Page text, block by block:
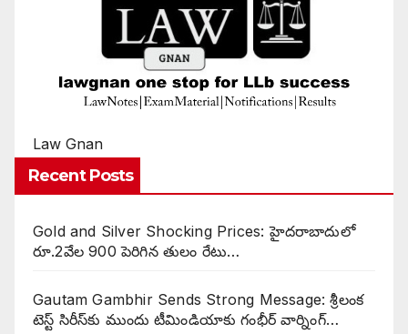
Law Gnan
Recent Posts
Gold and Silver Shocking Prices: హైదరాబాదులో
రూ.2వేల 900 పెరిగిన తులం రేటు…
Gautam Gambhir Sends Strong Message: శ్రీలంక
టెస్ట్ సిరీస్‌కు ముందు టీమిండియాకు గంభీర్ వార్నింగ్…